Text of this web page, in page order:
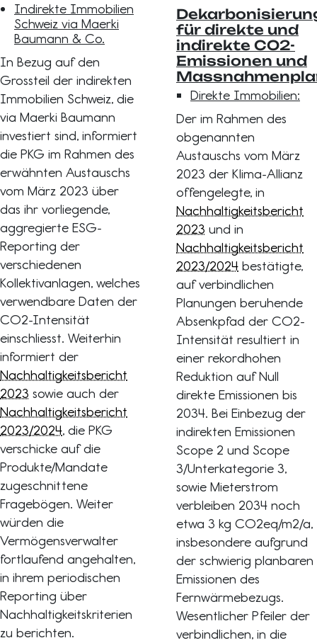
Indirekte Immobilien
Schweiz via Maerki
Baumann & Co.
In Bezug auf den
Grossteil der indirekten
Immobilien Schweiz, die
via Maerki Baumann
investiert sind, informiert
die PKG im Rahmen des
erwähnten Austauschs
vom März 2023 über
das ihr vorliegende,
aggregierte ESG-
Reporting der
verschiedenen
Kollektivanlagen, welches
verwendbare Daten der
CO2-Intensität
einschliesst. Weiterhin
informiert der
Nachhaltigkeitsbericht
2023 sowie auch der
Nachhaltigkeitsbericht
2023/2024, die PKG
verschicke auf die
Produkte/Mandate
zugeschnittene
Fragebögen. Weiter
würden die
Vermögensverwalter
fortlaufend angehalten,
in ihrem periodischen
Reporting über
Nachhaltigkeitskriterien
zu berichten.
für direkte und
indirekte CO2-
Emissionen und
Direkte Immobilien:
Der im Rahmen des
obgenannten
Austauschs vom März
2023 der Klima-Allianz
offengelegte, in
Nachhaltigkeitsbericht
2023 und in
Nachhaltigkeitsbericht
2023/2024 bestätigte,
auf verbindlichen
Planungen beruhende
Absenkpfad der CO2-
Intensität resultiert in
einer rekordhohen
Reduktion auf Null
direkte Emissionen bis
2034. Bei Einbezug der
indirekten Emissionen
Scope 2 und Scope
3/Unterkategorie 3,
sowie Mieterstrom
verbleiben 2034 noch
etwa 3 kg CO2eq/m2/a,
insbesondere aufgrund
der schwierig planbaren
Emissionen des
Fernwärmebezugs.
Wesentlicher Pfeiler der
verbindlichen, in die